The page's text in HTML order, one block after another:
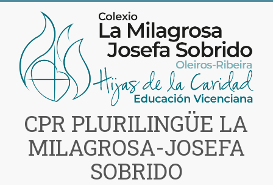
contenido
CPR PLURILINGÜE LA
MILAGROSA-JOSEFA
SOBRIDO